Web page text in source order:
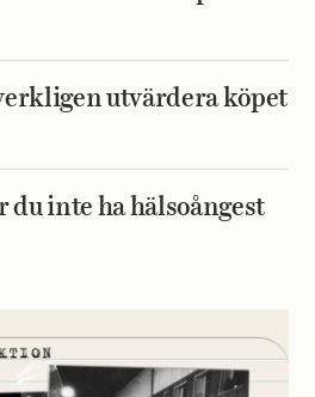
utvärdera köpet
du inte ha hälsoångest